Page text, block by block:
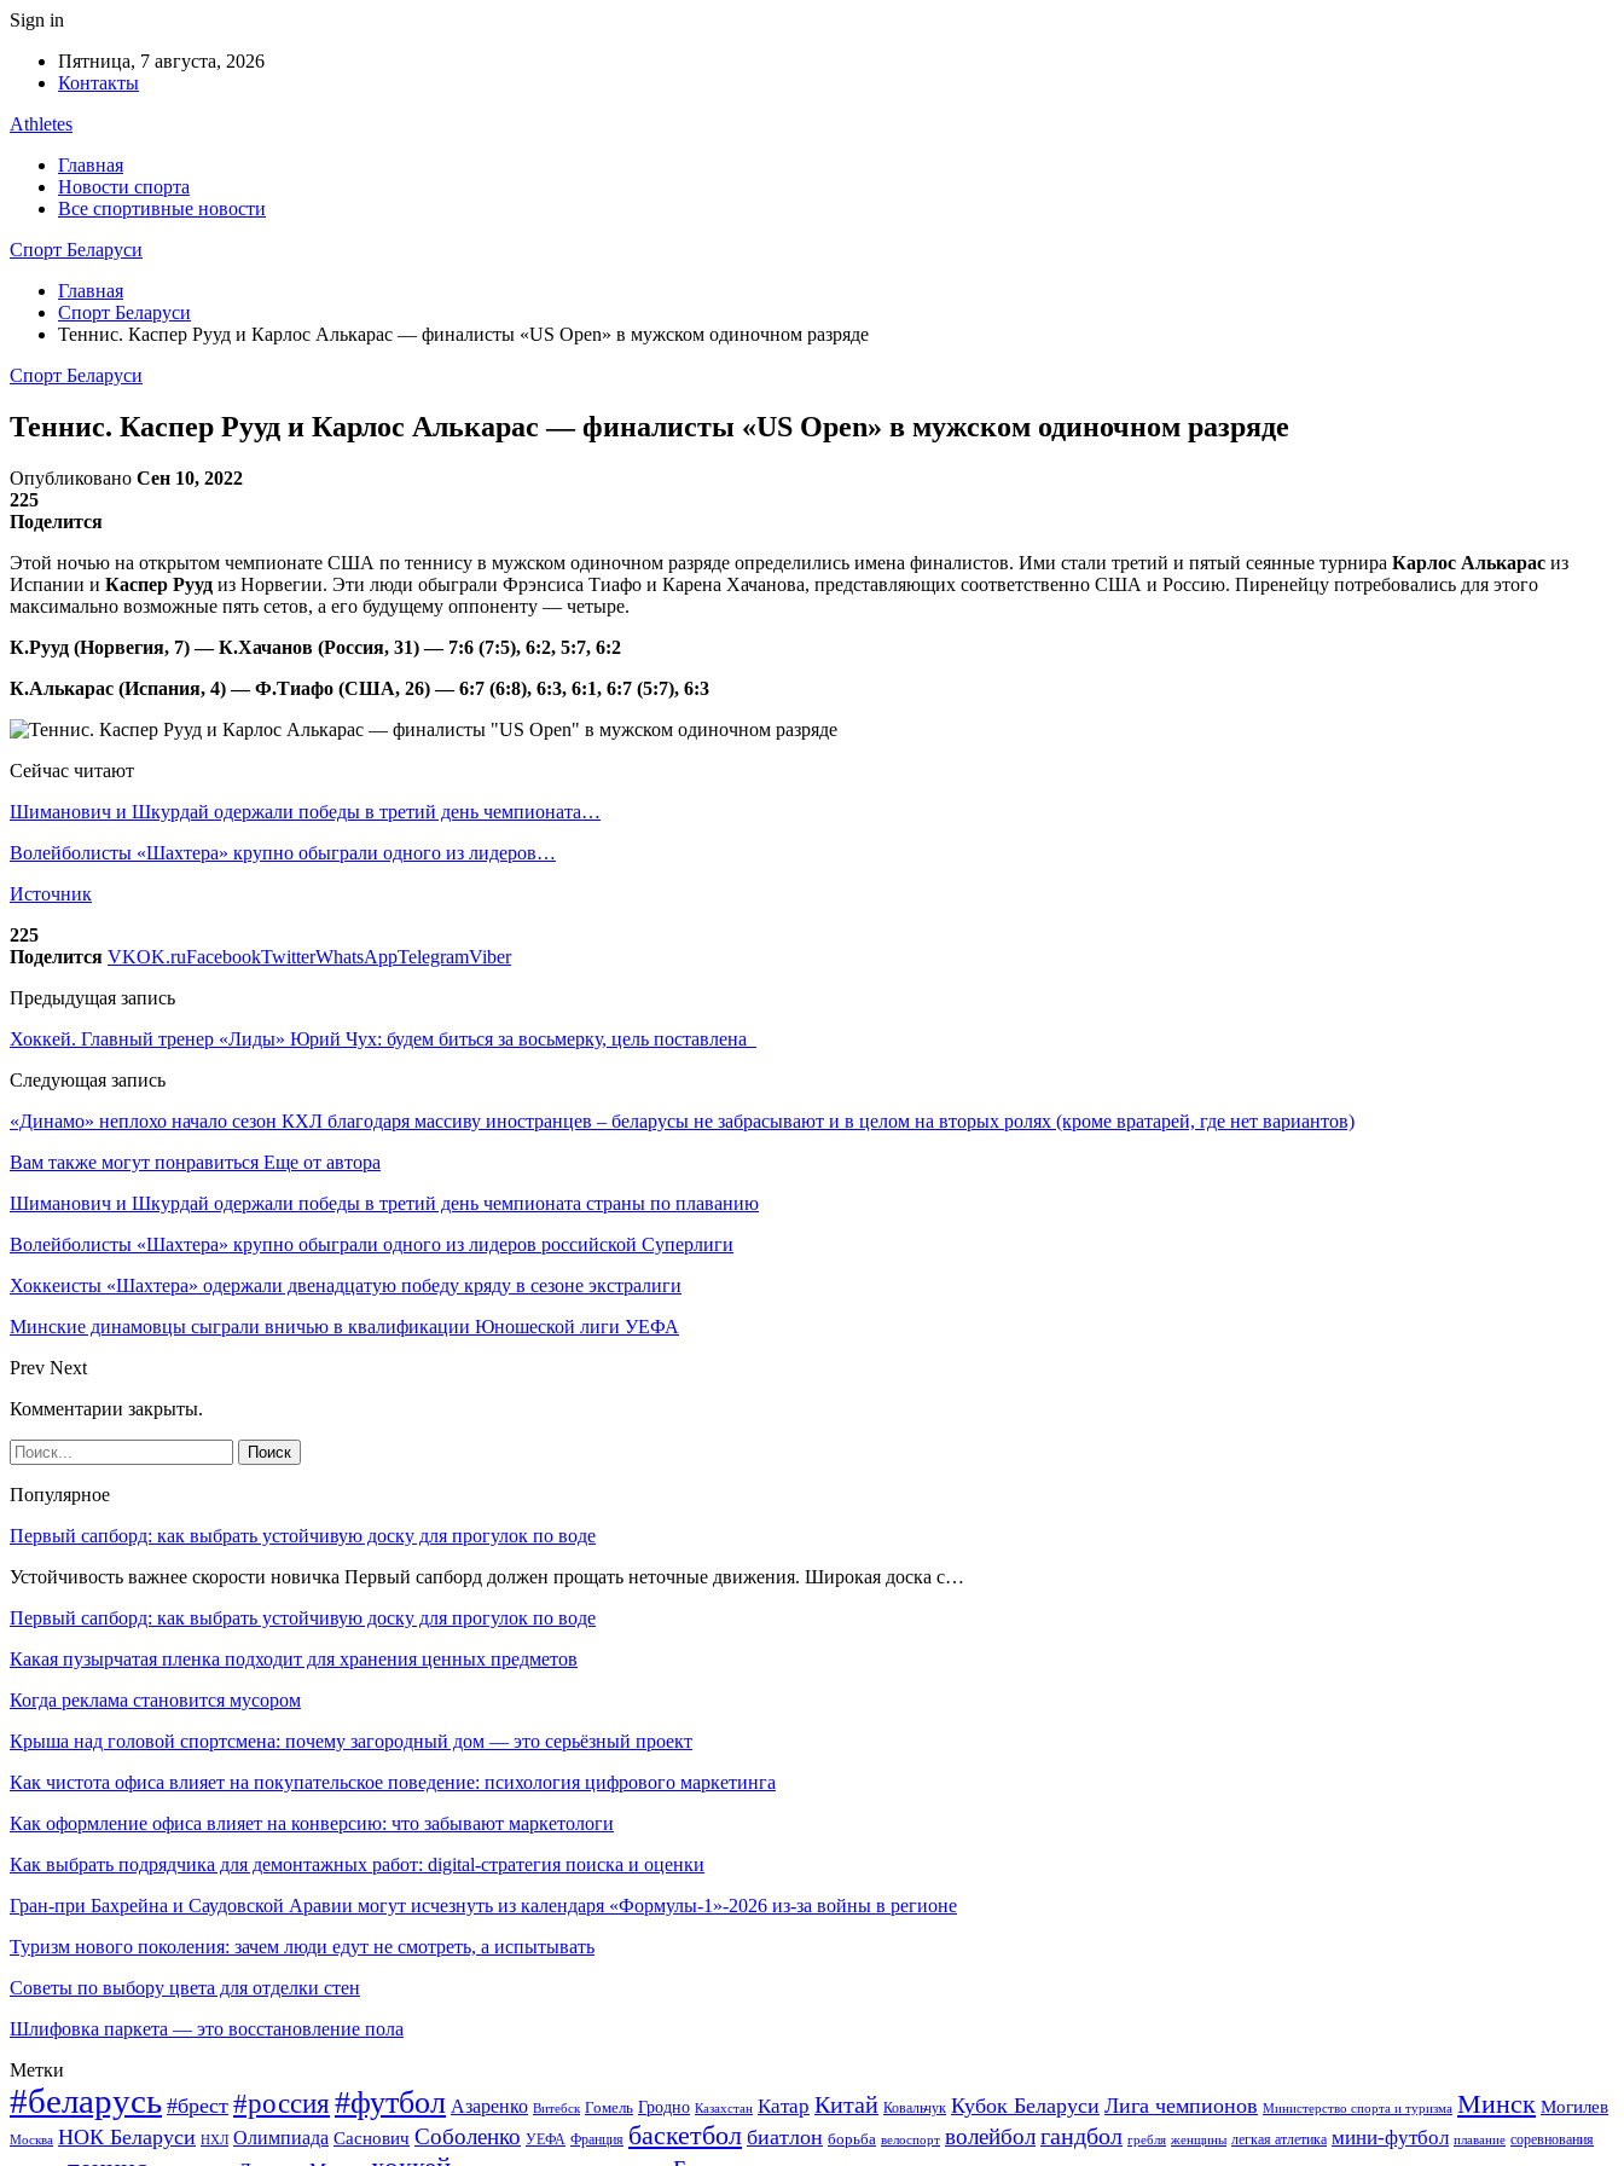
Sign in
Пятница, 7 августа, 2026
Контакты
Athletes
Главная
Новости спорта
Все спортивные новости
Спорт Беларуси
Главная
Спорт Беларуси
Теннис. Каспер Рууд и Карлос Алькарас — финалисты «US Open» в мужском одиночном разряде
Спорт Беларуси
Теннис. Каспер Рууд и Карлос Алькарас — финалисты «US Open» в мужском одиночном разряде
Опубликовано Сен 10, 2022
225
Поделится
Этой ночью на открытом чемпионате США по теннису в мужском одиночном разряде определились имена финалистов. Ими стали третий и пятый сеянные турнира Карлос Алькарас из
Испании и Каспер Рууд из Норвегии. Эти люди обыграли Фрэнсиса Тиафо и Карена Хачанова, представляющих соответственно США и Россию. Пиренейцу потребовались для этого
максимально возможные пять сетов, а его будущему оппоненту — четыре.
К.Рууд (Норвегия, 7) — К.Хачанов (Россия, 31) — 7:6 (7:5), 6:2, 5:7, 6:2
К.Алькарас (Испания, 4) — Ф.Тиафо (США, 26) — 6:7 (6:8), 6:3, 6:1, 6:7 (5:7), 6:3
Сейчас читают
Шиманович и Шкурдай одержали победы в третий день чемпионата…
Волейболисты «Шахтера» крупно обыграли одного из лидеров…
Источник
225
Поделится VKOK.ruFacebookTwitterWhatsAppTelegramViber
Предыдущая запись
Хоккей. Главный тренер «Лиды» Юрий Чух: будем биться за восьмерку, цель поставлена
Следующая запись
«Динамо» неплохо начало сезон КХЛ благодаря массиву иностранцев – беларусы не забрасывают и в целом на вторых ролях (кроме вратарей, где нет вариантов)
Вам также могут понравиться Еще от автора
Шиманович и Шкурдай одержали победы в третий день чемпионата страны по плаванию
Волейболисты «Шахтера» крупно обыграли одного из лидеров российской Суперлиги
Хоккеисты «Шахтера» одержали двенадцатую победу кряду в сезоне экстралиги
Минские динамовцы сыграли вничью в квалификации Юношеской лиги УЕФА
Prev Next
Комментарии закрыты.
Популярное
Первый сапборд: как выбрать устойчивую доску для прогулок по воде
Устойчивость важнее скорости новичка Первый сапборд должен прощать неточные движения. Широкая доска с…
Первый сапборд: как выбрать устойчивую доску для прогулок по воде
Какая пузырчатая пленка подходит для хранения ценных предметов
Когда реклама становится мусором
Крыша над головой спортсмена: почему загородный дом — это серьёзный проект
Как чистота офиса влияет на покупательское поведение: психология цифрового маркетинга
Как оформление офиса влияет на конверсию: что забывают маркетологи
Как выбрать подрядчика для демонтажных работ: digital-стратегия поиска и оценки
Гран-при Бахрейна и Саудовской Аравии могут исчезнуть из календаря «Формулы-1»-2026 из-за войны в регионе
Туризм нового поколения: зачем люди едут не смотреть, а испытывать
Советы по выбору цвета для отделки стен
Шлифовка паркета — это восстановление пола
Метки
#беларусь #брест #россия#футбол Азаренко Витебск Гомель Гродно Казахстан Катар Китай Ковальчук Кубок Беларуси Лига чемпионов Министерство спорта и туризма Минск Могилев
Москва НОК Беларуси НХЛ Олимпиада Саснович Соболенко УЕФА Франция баскетбол биатлон борьба велоспорт волейболгандбол гребля женщины легкая атлетика мини-футбол плавание соревнования